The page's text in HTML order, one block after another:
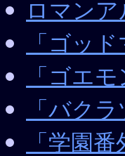
ロマン
「ゴッ
「ゴエ
「バク
「学園